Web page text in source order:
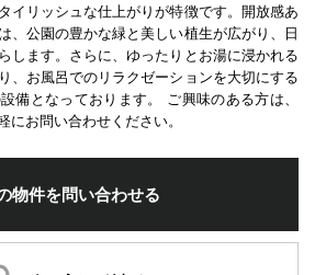
イリッシュな仕上がりが特徴です。開放感あ
、公園の豊かな緑と美しい植生が広がり、日
します。さらに、ゆったりとお湯に浸かれる
、お風呂でのリラクゼーションを大切にする
備となっております。 ご興味のある方は、
にお問い合わせください。
物件を問い合わせる